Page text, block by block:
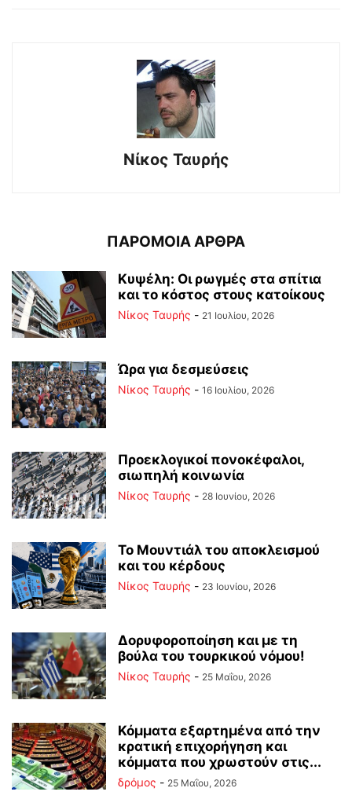
Νίκος Ταυρής
ΠΑΡΟΜΟΙΑ ΑΡΘΡΑ
Κυψέλη: Οι ρωγμές στα σπίτια
και το κόστος στους κατοίκους
Νίκος Ταυρής - 21 Ιουλίου, 2026
Ώρα για δεσμεύσεις
Νίκος Ταυρής - 16 Ιουλίου, 2026
Προεκλογικοί πονοκέφαλοι,
σιωπηλή κοινωνία
Νίκος Ταυρής - 28 Ιουνίου, 2026
Το Μουντιάλ του αποκλεισμού
και του κέρδους
Νίκος Ταυρής - 23 Ιουνίου, 2026
Δορυφοροποίηση και με τη
βούλα του τουρκικού νόμου!
Νίκος Ταυρής - 25 Μαΐου, 2026
Κόμματα εξαρτημένα από την
κρατική επιχορήγηση και
κόμματα που χρωστούν στις...
δρόμος - 25 Μαΐου, 2026